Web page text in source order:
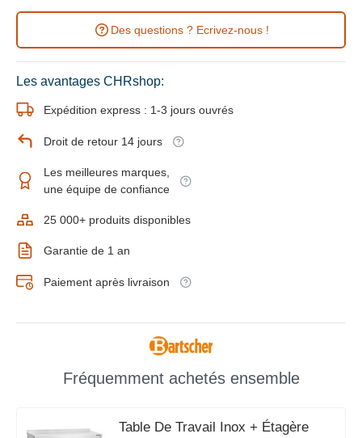
Des questions ? Ecrivez-nous !
Les avantages CHRshop:
Expédition express : 1-3 jours ouvrés
Droit de retour 14 jours
Les meilleures marques,
une équipe de confiance
25 000+ produits disponibles
Garantie de 1 an
Paiement après livraison
Fréquemment achetés ensemble
Table De Travail Inox + Étagère